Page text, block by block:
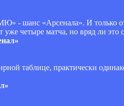
- шанс «Арсенала». И только
четыре матча, но вряд ли это
таблице, практически